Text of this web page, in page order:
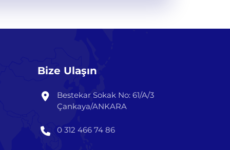
Bize Ulaşın
Bestekar Sokak No: 61/A/3
Çankaya/ANKARA
0 312 466 74 86